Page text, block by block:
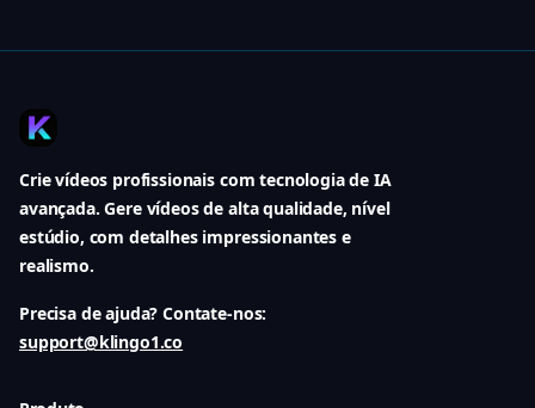
Crie vídeos profissionais com tecnologia de IA
avançada. Gere vídeos de alta qualidade, nível
estúdio, com detalhes impressionantes e
realismo.
Precisa de ajuda? Contate-nos:
support@klingo1.co